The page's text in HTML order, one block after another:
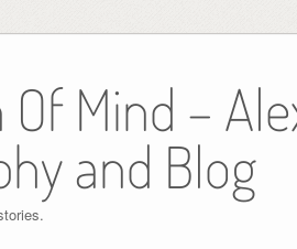
Mind –
and Blog